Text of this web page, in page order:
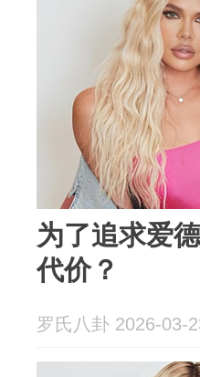
为了追求爱
代价？
罗氏八卦 2026-03-